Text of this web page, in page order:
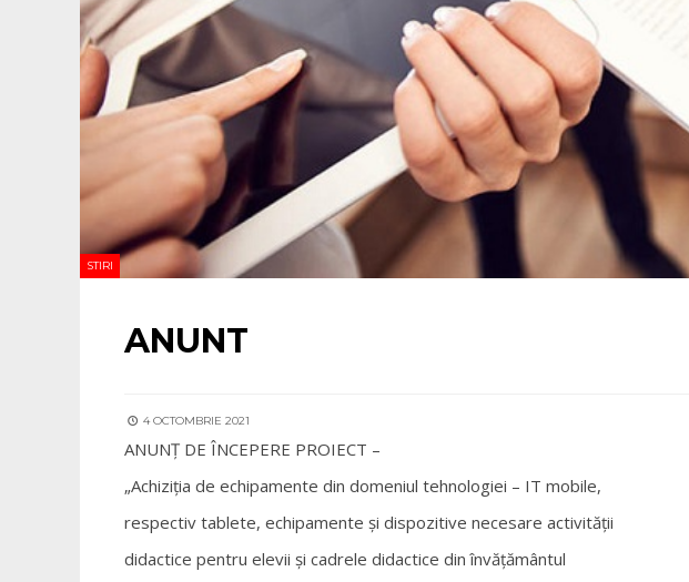
STIRI
ANUNT
4 OCTOMBRIE 2021
ANUNȚ DE ÎNCEPERE PROIECT –
„Achiziția de echipamente din domeniul tehnologiei – IT mobile,
respectiv tablete, echipamente şi dispozitive necesare activității
didactice pentru elevii şi cadrele didactice din învăţământul